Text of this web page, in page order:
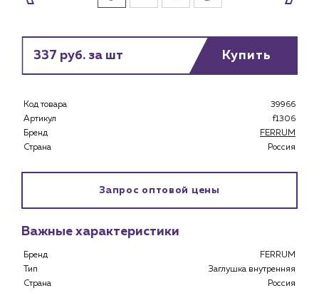
337 руб. за шт Купить
Код товара
39966
Артикул
f1306
Бренд
FERRUM
Страна
Россия
Запрос оптовой цены
Важные характеристики
Бренд
FERRUM
Тип
Заглушка внутренняя
Страна
Россия